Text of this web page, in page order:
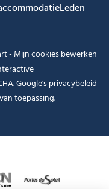
Leden
- Mijn cookies bewerken
Google'sprivacybeleid
toepassing.